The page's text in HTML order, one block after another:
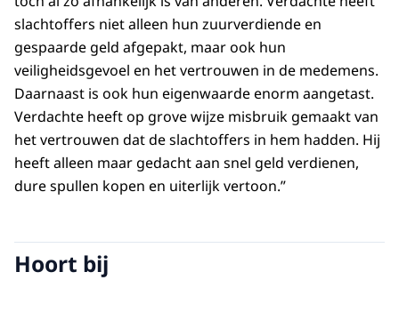
slachtoffers niet alleen hun zuurverdiende en
gespaarde geld afgepakt, maar ook hun
veiligheidsgevoel en het vertrouwen in de medemens.
Daarnaast is ook hun eigenwaarde enorm aangetast.
Verdachte heeft op grove wijze misbruik gemaakt van
het vertrouwen dat de slachtoffers in hem hadden. Hij
heeft alleen maar gedacht aan snel geld verdienen,
dure spullen kopen en uiterlijk vertoon.”
Hoort bij